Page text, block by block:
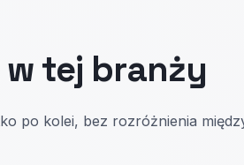
tej branży
po kolei, bez rozróżnienia